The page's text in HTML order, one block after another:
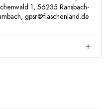
1, 56235 Ransbach-
gpsr@flaschenland.de